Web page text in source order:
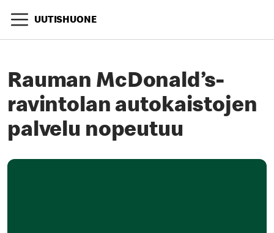
UUTISHUONE
Rauman McDonald’s-
ravintolan autokaistojen
palvelu nopeutuu